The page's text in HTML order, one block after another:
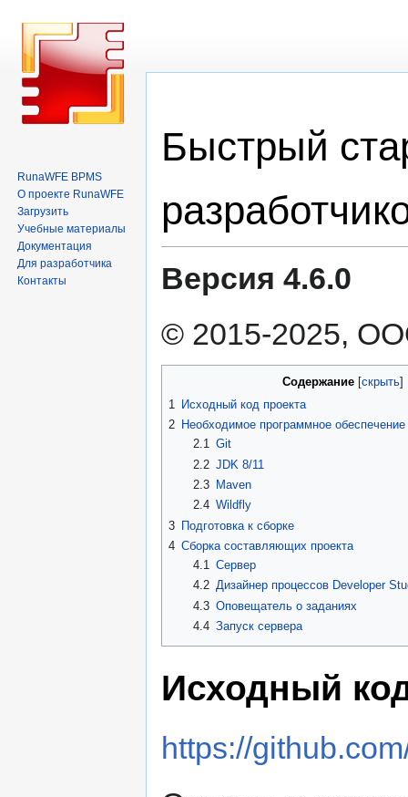
к
навигации
к
поиску
Быстрый
Версия 4.6.0
© 2015-2025,
Содержание
1 Исходный код проекта
2 Необходимое программное
2.1 Git
2.2 JDK 8/11
2.3
Maven
2.4 Wildfly
3 Подготовка к сборке
4 Сборка составляющих проекта
4.1 Сервер
4.2 Дизайнер процессов Developer
4.3 Оповещатель о заданиях
4.4 Запуск сервера
Исходный
https://
RunaWFE BPMS
О проекте RunaWFE
Загрузить
Учебные материалы
Документация
Для разработчика
Контакты